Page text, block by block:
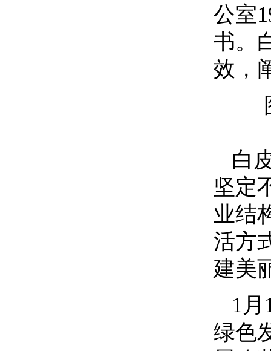
公室
书。
效，
图
白
坚定
业结
活方
建美
1
绿色